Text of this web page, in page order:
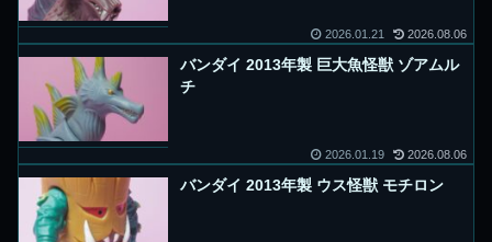
2026.01.21 2026.08.06
バンダイ 2013年製 巨大魚怪獣 ゾアムル
チ
2026.01.19 2026.08.06
バンダイ 2013年製 ウス怪獣 モチロン